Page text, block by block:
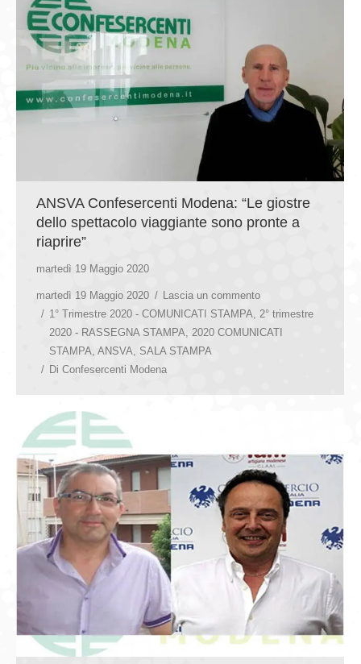
ANSVA Confesercenti Modena: “Le giostre
dello spettacolo viaggiante sono pronte a
riaprire”
martedì 19 Maggio 2020
martedì 19 Maggio 2020
Lascia un commento
1° Trimestre 2020 - COMUNICATI STAMPA
2° trimestre
2020 - RASSEGNA STAMPA
2020 COMUNICATI
STAMPA ANSVA
SALA STAMPA
Di Confesercenti Modena